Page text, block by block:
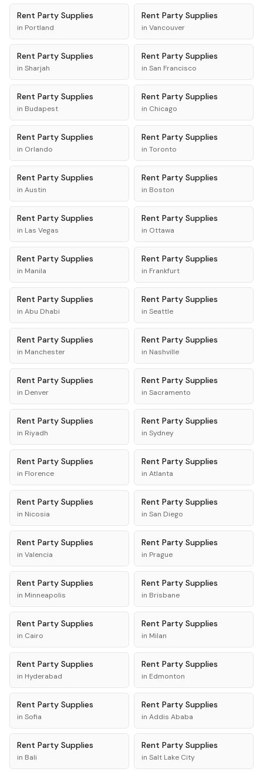
Rent Party Supplies
in Portland
Rent Party Supplies
in Vancouver
Rent Party Supplies
in Sharjah
Rent Party Supplies
in San Francisco
Rent Party Supplies
in Budapest
Rent Party Supplies
in Chicago
Rent Party Supplies
in Orlando
Rent Party Supplies
in Toronto
Rent Party Supplies
in Austin
Rent Party Supplies
in Boston
Rent Party Supplies
in Las Vegas
Rent Party Supplies
in Ottawa
Rent Party Supplies
in Manila
Rent Party Supplies
in Frankfurt
Rent Party Supplies
in Abu Dhabi
Rent Party Supplies
in Seattle
Rent Party Supplies
in Manchester
Rent Party Supplies
in Nashville
Rent Party Supplies
in Denver
Rent Party Supplies
in Sacramento
Rent Party Supplies
in Riyadh
Rent Party Supplies
in Sydney
Rent Party Supplies
in Florence
Rent Party Supplies
in Atlanta
Rent Party Supplies
in Nicosia
Rent Party Supplies
in San Diego
Rent Party Supplies
in Valencia
Rent Party Supplies
in Prague
Rent Party Supplies
in Minneapolis
Rent Party Supplies
in Brisbane
Rent Party Supplies
in Cairo
Rent Party Supplies
in Milan
Rent Party Supplies
in Hyderabad
Rent Party Supplies
in Edmonton
Rent Party Supplies
in Sofia
Rent Party Supplies
in Addis Ababa
Rent Party Supplies
in Bali
Rent Party Supplies
in Salt Lake City